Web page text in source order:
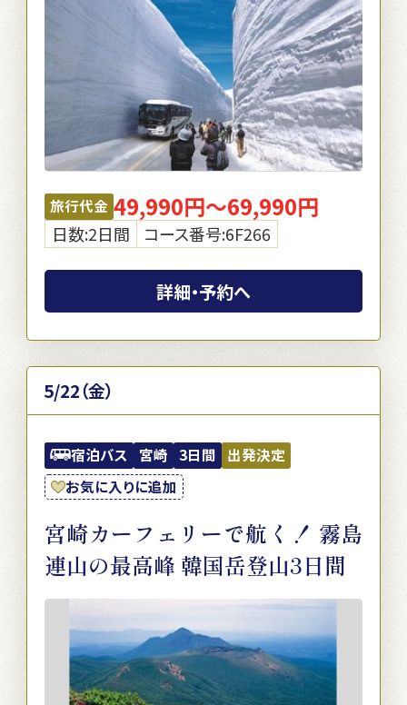
旅行代金 49,990円～69,990円
日数:2日間 コース番号:6F266
詳細・予約へ
5/22（金）
宿泊バス 宮崎 3日間
出発決定
お気に入りに追加
宮崎カーフェリーで航く！ 霧島
連山の最高峰 韓国岳登山3日間